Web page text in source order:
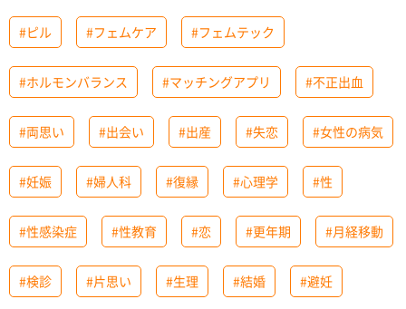
#ピル #フェムケア #フェムテック
#ホルモンバランス #マッチングアプリ #不正出血
#両思い #出会い #出産 #失恋 #女性の病気
#妊娠 #婦人科 #復縁 #心理学 #性
#性感染症 #性教育 #恋 #更年期 #月経移動
#検診 #片思い #生理 #結婚 #避妊